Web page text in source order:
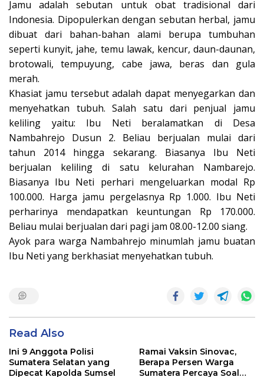
Jamu adalah sebutan untuk obat tradisional dari
Indonesia. Dipopulerkan dengan sebutan herbal, jamu
dibuat dari bahan-bahan alami berupa tumbuhan
seperti kunyit, jahe, temu lawak, kencur, daun-daunan,
brotowali, tempuyung, cabe jawa, beras dan gula
merah.
Khasiat jamu tersebut adalah dapat menyegarkan dan
menyehatkan tubuh. Salah satu dari penjual jamu
keliling yaitu: Ibu Neti beralamatkan di Desa
Nambahrejo Dusun 2. Beliau berjualan mulai dari
tahun 2014 hingga sekarang. Biasanya Ibu Neti
berjualan keliling di satu kelurahan Nambarejo.
Biasanya Ibu Neti perhari mengeluarkan modal Rp
100.000. Harga jamu pergelasnya Rp 1.000. Ibu Neti
perharinya mendapatkan keuntungan Rp 170.000.
Beliau mulai berjualan dari pagi jam 08.00-12.00 siang.
Ayok para warga Nambahrejo minumlah jamu buatan
Ibu Neti yang berkhasiat menyehatkan tubuh.
Read Also
Ini 9 Anggota Polisi
Sumatera Selatan yang
Dipecat Kapolda Sumsel
Ramai Vaksin Sinovac,
Berapa Persen Warga
Sumatera Percaya Soal